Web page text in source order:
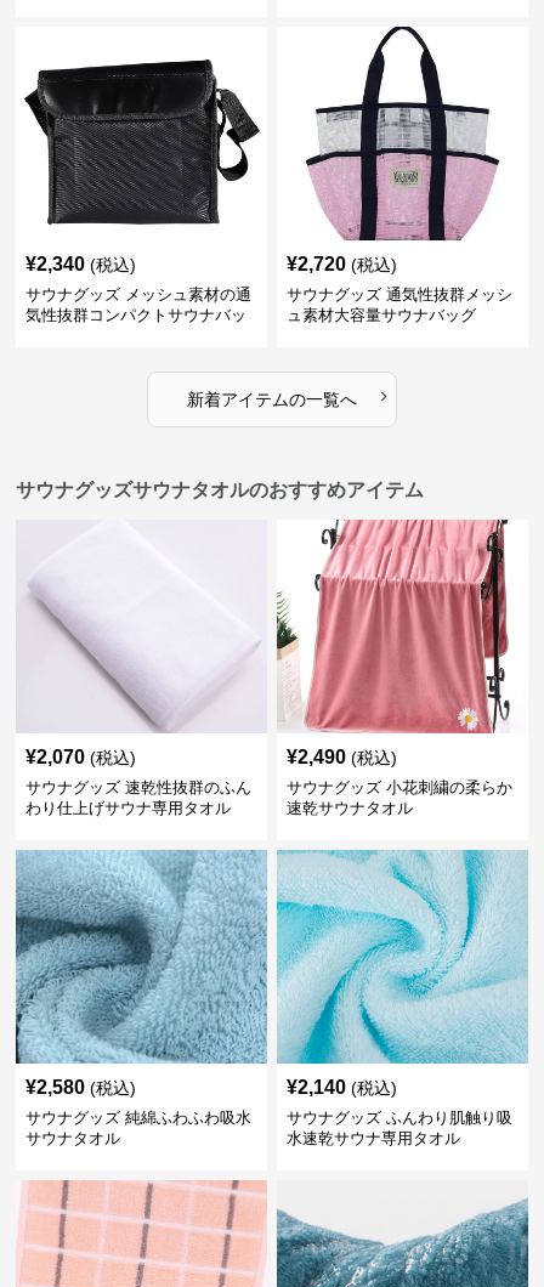
¥2,340 (税込)
サウナグッズ メッシュ素材の通
気性抜群コンパクトサウナバッ
¥2,720 (税込)
サウナグッズ 通気性抜群メッシ
ュ素材大容量サウナバッグ
新着アイテムの一覧へ ›
サウナグッズサウナタオルのおすすめアイテム
¥2,070 (税込)
サウナグッズ 速乾性抜群のふん
わり仕上げサウナ専用タオル
¥2,490 (税込)
サウナグッズ 小花刺繍の柔らか
速乾サウナタオル
¥2,580 (税込)
サウナグッズ 純綿ふわふわ吸水
サウナタオル
¥2,140 (税込)
サウナグッズ ふんわり肌触り吸
水速乾サウナ専用タオル